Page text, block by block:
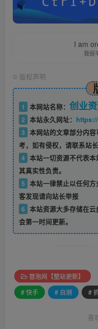
I am
我很
© 版权声明
1 本网站名称： 创业
2 本站永久网址：
3 本网站的文章部分内
考，如有侵权，请联系站
4 本站一切资源不代表
其真实性负责。
5 本站一律禁止以任何
客发现请向站长举报
6 本站资源大多存储在
会第一时间更新。
冒泡网【整站更新】
# 快手
# 自测 #
喜